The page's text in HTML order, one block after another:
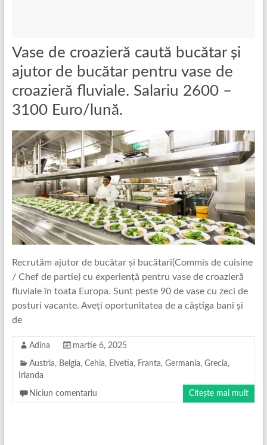
Vase de croazieră caută bucătar și
ajutor de bucătar pentru vase de
croazieră fluviale. Salariu 2600 –
3100 Euro/lună.
Recrutăm ajutor de bucătar și bucătari(Commis de cuisine
/ Chef de partie) cu experiență pentru vase de croazieră
fluviale în toata Europa. Sunt peste 90 de vase cu zeci de
posturi vacante. Aveți oportunitatea de a câștiga bani și
de
Adina martie 6, 2025
Austria, Belgia, Cehia, Elvetia, Franta, Germania, Grecia,
Irlanda
Niciun comentariu Citește mai mult